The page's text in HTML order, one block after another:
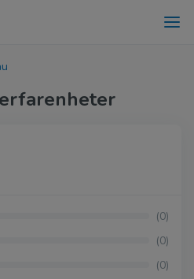
(0)
(0)
(0)